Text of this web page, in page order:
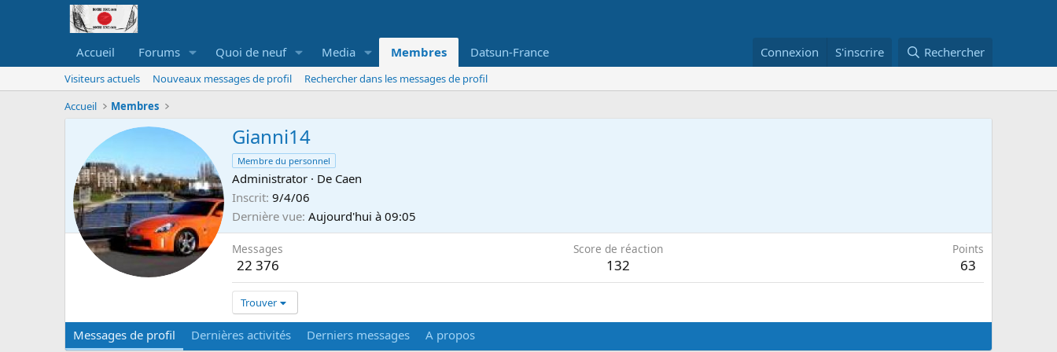
Accueil Forums Quoi de neuf Media Membres Datsun-France Connexion S'inscrire Rechercher
Visiteurs actuels Nouveaux messages de profil
Rechercher dans les messages de profil
Accueil
Membres
Gianni14
Membre du personnel
Administrator · De Caen
Inscrit 9/4/06
Dernière vue Aujourd'hui à 09:05
Messages
22 376
Score de réaction
132
Points
63
Trouver
Messages de profil Dernières activités Derniers messages A propos